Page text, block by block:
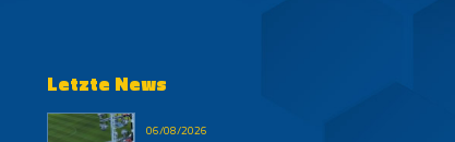
Letzte News
06/08/2026